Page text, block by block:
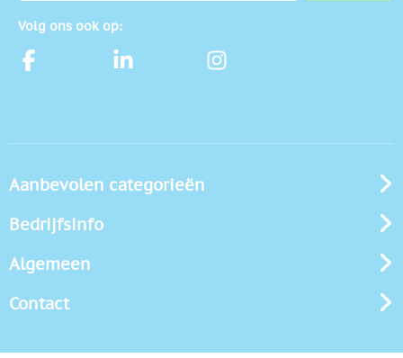
Volg ons ook op:
Aanbevolen categorieën
Bedrijfsinfo
Algemeen
Contact